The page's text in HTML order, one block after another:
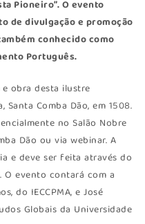
Pioneiro”. O evento
de divulgação e promoção
conhecido como
Português.
obra desta ilustre
Santa Comba Dão, em 1508.
no Salão Nobre
Dão ou via webinar. A
e deve ser feita através do
O evento contará com a
do IECCPMA, e José
Globais da Universidade